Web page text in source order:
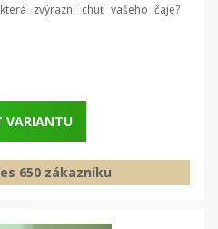
zvýrazní chuť vašeho čaje?
VARIANTU
650 zákazníku